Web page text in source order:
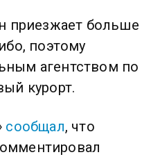
приезжает больше
поэтому
агентством по
курорт.
сообщал, что